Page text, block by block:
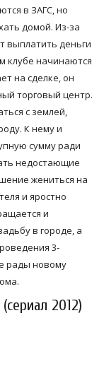
в ЗАГС, но
домой. Из-за
выплатить деньги
клубе начинаются
на сделке, он
торговый центр.
с землей,
К нему и
сумму ради
недостающие
жениться на
и яростно
и
в городе, а
3-
рады новому
2012)